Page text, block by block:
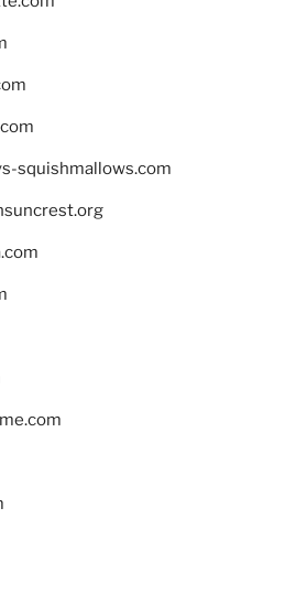
squishmallows.com